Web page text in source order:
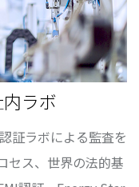
ラボ
証ラボによる監査を
セス、世界の法的基